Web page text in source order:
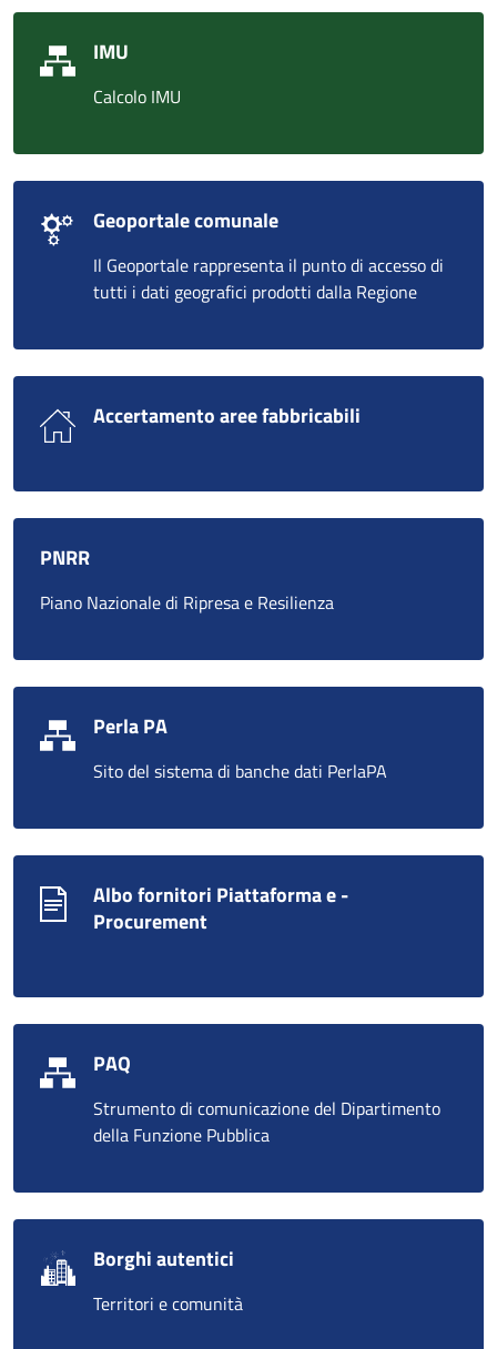
IMU
Calcolo IMU
Geoportale comunale
Il Geoportale rappresenta il punto di accesso di
tutti i dati geografici prodotti dalla Regione
Accertamento aree fabbricabili
PNRR
Piano Nazionale di Ripresa e Resilienza
Perla PA
Sito del sistema di banche dati PerlaPA
Albo fornitori Piattaforma e -
Procurement
PAQ
Strumento di comunicazione del Dipartimento
della Funzione Pubblica
Borghi autentici
Territori e comunità